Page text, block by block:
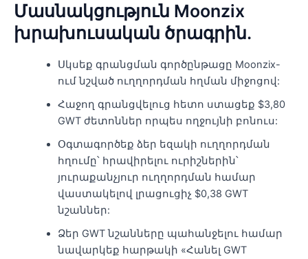
Մասնակցություն Moonzix
խրախուսական ծրագրին.
Սկսեք գրանցման գործընթացը Moonzix-
ում նշված ուղղորդման հղման միջոցով:
Հաջող գրանցվելուց հետո ստացեք $3,80
GWT ժետոններ որպես ողջույնի բոնուս:
Օգտագործեք ձեր եզակի ուղղորդման
հղումը՝ հրավիրելու ուրիշներին՝
յուրաքանչյուր ուղղորդման համար
վաստակելով լրացուցիչ $0,38 GWT
նշաններ:
Ձեր GWT նշանները պահանջելու համար
նավարկեք հարթակի «Հանել GWT